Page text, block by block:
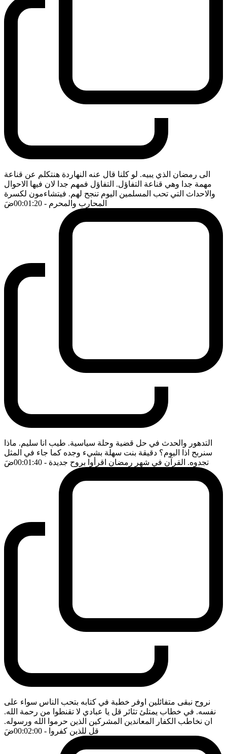
الى رمضان الذي يبيه. لو كلنا قال عنه النهاردة هنتكلم عن قناعة
مهمة جدا وهي قناعة التفاؤل. التفاؤل فمهم جدا لان فيها الاحوال
والاحداث التي تحب المسلمين اليوم تنجح لهم. فيتشاءمون لكسرة
المحارب والمحرم - 00:01:20 ضَ
التدهور والحدث في حل قضية وحلة سياسية. طيب انا سليم. ماذا
سنربح اذا اليوم؟ دقيقة بنت سهلة بشيء وجده كما جاء في المثل
تجدوه. القرآن في شهر رمضان اقرأوا بروح جديدة - 00:01:40 ضَ
نروح نبقى متفائلين اوفر خطبة في كتابه بتحب الناس سواء على
نفسه. في خطاب يمتلئ تثائر قل يا عبادي لا تقنطوا من رحمة الله.
ان نخاطب الكفار المعاندين المشركين الذين حرموا الله ورسوله.
قل للذين كفروا - 00:02:00 ضَ